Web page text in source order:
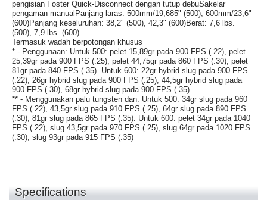
pengisian Foster Quick-Disconnect dengan tutup debuSakelar
pengaman manualPanjang laras: 500mm/19,685" (500), 600mm/23,6"
(600)Panjang keseluruhan: 38,2" (500), 42,3" (600)Berat: 7,6 lbs.
(500), 7,9 lbs. (600)
Termasuk wadah berpotongan khusus
* - Penggunaan: Untuk 500: pelet 15,89gr pada 900 FPS (.22), pelet
25,39gr pada 900 FPS (.25), pelet 44,75gr pada 860 FPS (.30), pelet
81gr pada 840 FPS (.35). Untuk 600: 22gr hybrid slug pada 900 FPS
(.22), 26gr hybrid slug pada 900 FPS (.25), 44,5gr hybrid slug pada
900 FPS (.30), 68gr hybrid slug pada 900 FPS (.35)
** - Menggunakan palu tungsten dan: Untuk 500: 34gr slug pada 960
FPS (.22), 43,5gr slug pada 910 FPS (.25), 64gr slug pada 890 FPS
(.30), 81gr slug pada 865 FPS (.35). Untuk 600: pelet 34gr pada 1040
FPS (.22), slug 43,5gr pada 970 FPS (.25), slug 64gr pada 1020 FPS
(.30), slug 93gr pada 915 FPS (.35)
Specifications